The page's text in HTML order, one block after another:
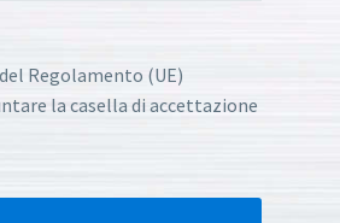
Regolamento (UE)
la casella di accettazione